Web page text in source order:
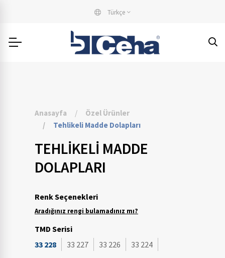
Türkçe
Anasayfa
Özel Ürünler
Tehlikeli Madde Dolapları
TEHLIKELI MADDE
DOLAPLARI
Renk Seçenekleri
Aradığınız rengi bulamadınız mı?
TMD Serisi
33 228
33 227 33 226 33 224